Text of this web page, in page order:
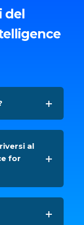
del
al
for